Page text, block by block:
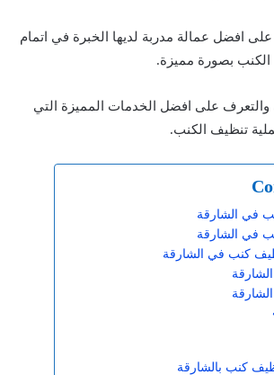
افضل عمالة مدربة لديها الخبرة في اتمام
بصورة مميزة.
والتعرف على افضل الخدمات المميزة التي
تنظيف الكنب.
في الشارقة
في الشارقة
كنب في الشارقة
كنب بالشارقة